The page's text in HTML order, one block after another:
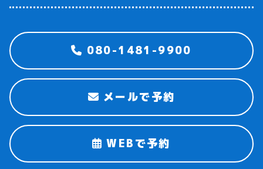
080-1481-9900
メールで予約
WEBで予約